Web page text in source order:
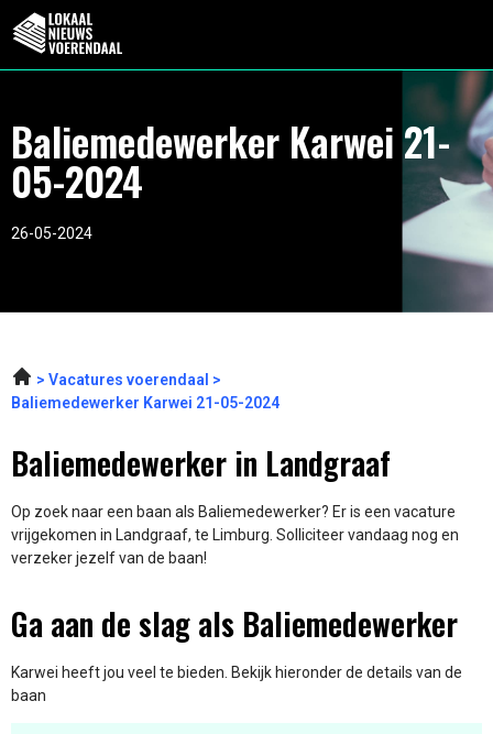
Baliemedewerker Karwei 21-
05-2024
26-05-2024
Vacatures voerendaal
Baliemedewerker Karwei 21-05-2024
Baliemedewerker in Landgraaf
Op zoek naar een baan als Baliemedewerker? Er is een vacature
vrijgekomen in Landgraaf, te Limburg. Solliciteer vandaag nog en
verzeker jezelf van de baan!
Ga aan de slag als Baliemedewerker
Karwei heeft jou veel te bieden. Bekijk hieronder de details van de
baan